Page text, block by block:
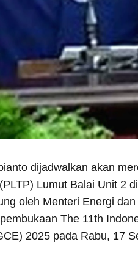
dijadwalkan akan
Lumut Balai Unit 2
oleh Menteri Energi
The 11th
2025 pada Rabu, 17